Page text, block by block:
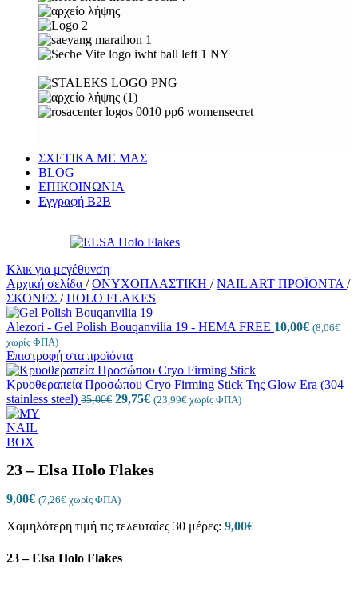
ΣΧΕΤΙΚΑ ΜΕ ΜΑΣ
BLOG
ΕΠΙΚΟΙΝΩΝΙΑ
Εγγραφή Β2Β
Κλικ για μεγέθυνση
Αρχική σελίδα / ΟΝΥΧΟΠΛΑΣΤΙΚΗ / NAIL ART ΠΡΟΪΟΝΤΑ /
ΣΚΟΝΕΣ / HOLO FLAKES
Alezori - Gel Polish Bouqanvilia 19 - HEMA FREE 10,00€ (8,06€
χωρίς ΦΠΑ)
Επιστροφή στα προϊόντα
Κρυοθεραπεία Προσώπου Cryo Firming Stick Της Glow Era (304
stainless steel) 35,00€ 29,75€ (23,99€ χωρίς ΦΠΑ)
23 – Elsa Holo Flakes
9,00€ (7,26€ χωρίς ΦΠΑ)
Χαμηλότερη τιμή τις τελευταίες 30 μέρες: 9,00€
23 – Elsa Holo Flakes